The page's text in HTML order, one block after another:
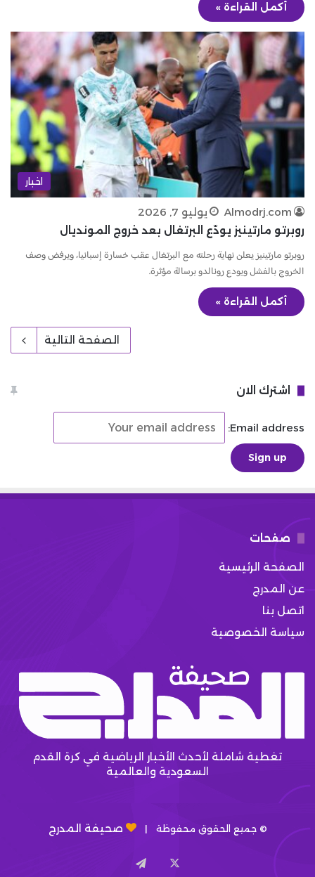
أكمل القراءة »
اخبار
Almodrj.com
يوليو 7, 2026
روبرتو مارتينيز يودّع البرتغال بعد خروج المونديال
روبرتو مارتينيز يعلن نهاية رحلته مع البرتغال عقب خسارة إسبانيا، ويرفض وصف
الخروج بالفشل ويودع رونالدو برسالة مؤثرة.
أكمل القراءة »
الصفحة التالية
اشترك الان
Email address:
صفحات
الصفحة الرئيسية
عن المدرج
اتصل بنا
سياسة الخصوصية
تغطية شاملة لأحدث الأخبار الرياضية في كرة القدم
السعودية والعالمية
© جميع الحقوق محفوظة | صحيفة المدرج
تيلقرام